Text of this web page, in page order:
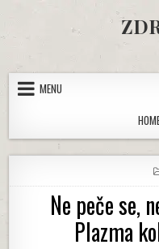
MENU
Ne peče se,
Plazma